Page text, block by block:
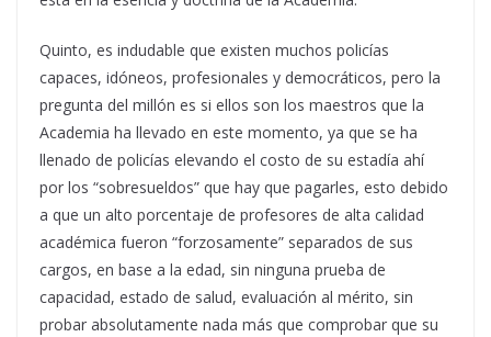
Quinto, es indudable que existen muchos policías
capaces, idóneos, profesionales y democráticos, pero la
pregunta del millón es si ellos son los maestros que la
Academia ha llevado en este momento, ya que se ha
llenado de policías elevando el costo de su estadía ahí
por los “sobresueldos” que hay que pagarles, esto debido
a que un alto porcentaje de profesores de alta calidad
académica fueron “forzosamente” separados de sus
cargos, en base a la edad, sin ninguna prueba de
capacidad, estado de salud, evaluación al mérito, sin
probar absolutamente nada más que comprobar que su